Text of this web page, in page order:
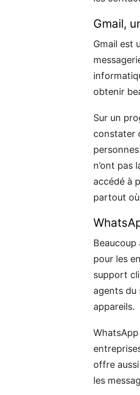
Gmail,
Gmail est
obtenir
Sur un
constater
n’ont pas
accédé à
partout
Beaucoup
pour les
support
agents du
appareils.
offre
les